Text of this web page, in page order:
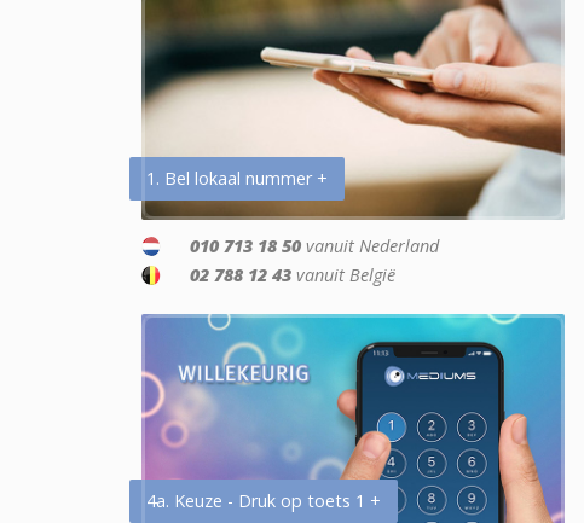
1. Bel lokaal nummer +
010 713 18 50 vanuit Nederland
02 788 12 43 vanuit België
4a. Keuze - Druk op toets 1 +